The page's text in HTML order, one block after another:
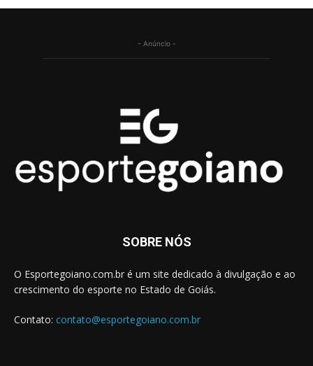
- Anúncio -
SOBRE NÓS
O Esportegoiano.com.br é um site dedicado à divulgação e ao
crescimento do esporte no Estado de Goiás.
Contato: contato@esportegoiano.com.br